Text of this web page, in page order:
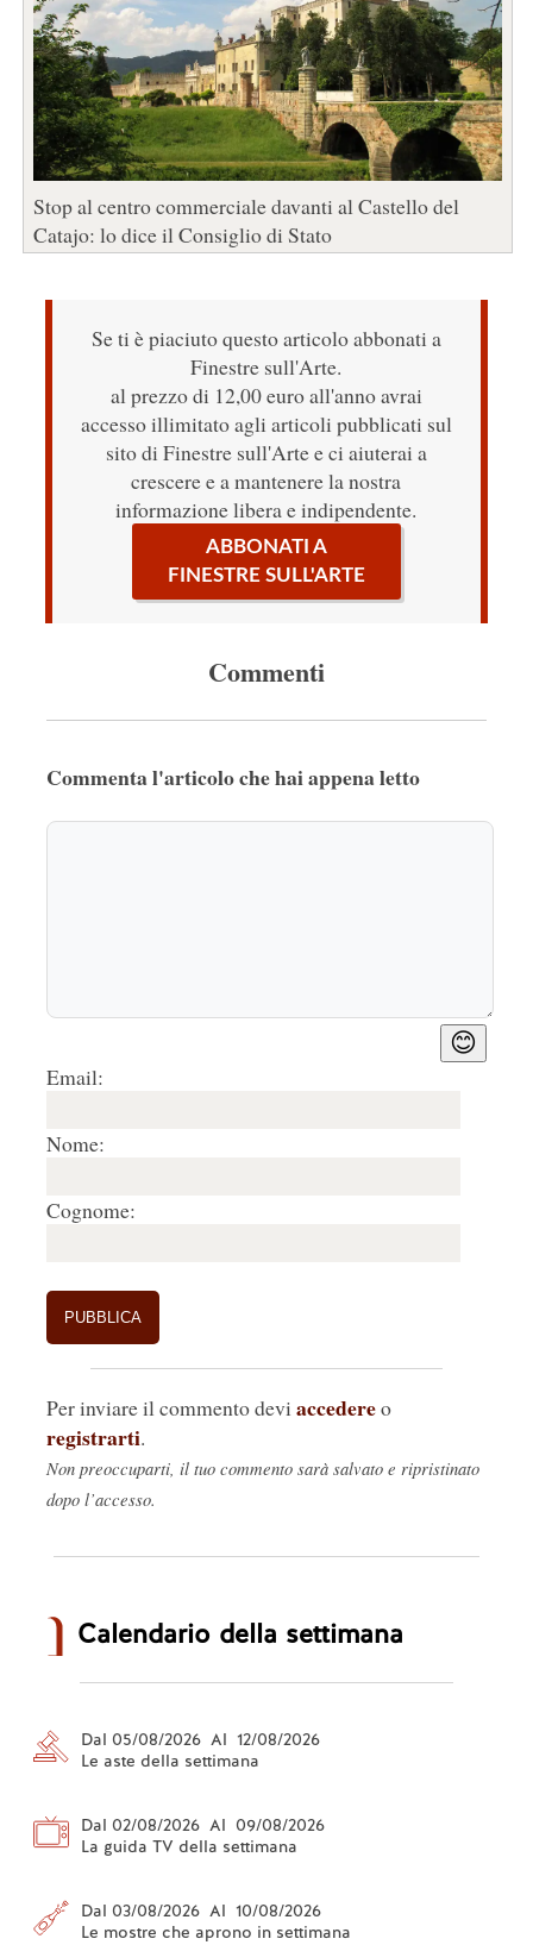
Stop al centro commerciale davanti al Castello del
Catajo: lo dice il Consiglio di Stato
Se ti è piaciuto questo articolo abbonati a
Finestre sull'Arte.
al prezzo di 12,00 euro all'anno avrai
accesso illimitato agli articoli pubblicati sul
sito di Finestre sull'Arte e ci aiuterai a
crescere e a mantenere la nostra
informazione libera e indipendente.
ABBONATI A
FINESTRE SULL'ARTE
Commenti
Commenta l'articolo che hai appena letto
😊
Email:
Nome:
Cognome:
Per inviare il commento devi accedereo
registrarti.
Non preoccuparti, il tuo commento sarà salvato e ripristinato
dopo l’accesso.
Calendario della settimana
Dal 05/08/2026 Al 12/08/2026
Le aste della settimana
Dal 02/08/2026 Al 09/08/2026
La guida TV della settimana
Dal 03/08/2026 Al 10/08/2026
Le mostre che aprono in settimana